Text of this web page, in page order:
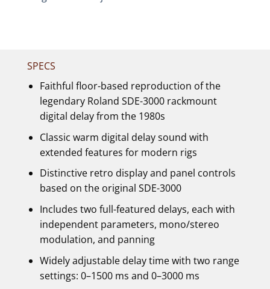
SPECS
Faithful floor-based reproduction of the
legendary Roland SDE-3000 rackmount
digital delay from the 1980s
Classic warm digital delay sound with
extended features for modern rigs
Distinctive retro display and panel controls
based on the original SDE-3000
Includes two full-featured delays, each with
independent parameters, mono/stereo
modulation, and panning
Widely adjustable delay time with two range
settings: 0–1500 ms and 0–3000 ms